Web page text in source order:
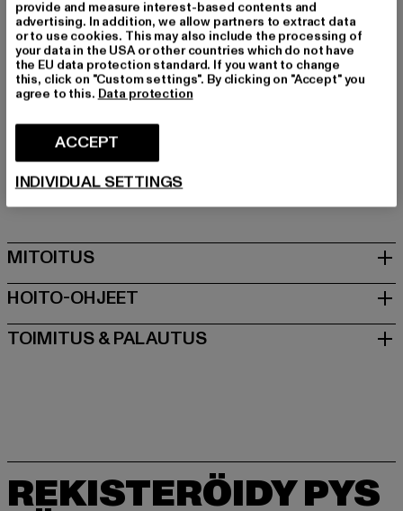
Kategoria: Vaatteet
Color: weiß
Valmistaja väri: slightly pink
Materiaalin koostumus: 70% Polyesteri, 30% Puuvilla
Valmistaja: Zabou House |
Shelley Road, Ashton-on-Ribble | PR2 2ZH Lancashire |
GB
MITOITUS
HOITO-OHJEET
TOIMITUS & PALAUTUS
REKISTERÖIDY PYS
provide and measure interest-based contents and
advertising. In addition, we allow partners to extract data
or to use cookies. This may also include the processing of
your data in the USA or other countries which do not have
the EU data protection standard. If you want to change
this, click on "Custom settings". By clicking on "Accept" you
agree to this. Data protection
ACCEPT
INDIVIDUAL SETTINGS